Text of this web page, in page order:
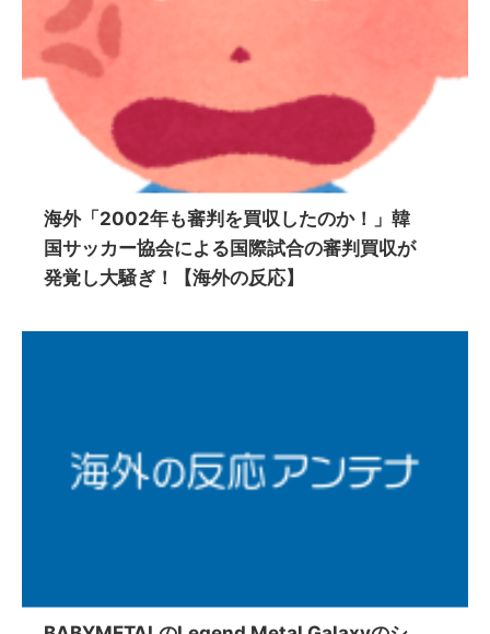
海外「2002年も審判を買収したのか！」韓
国サッカー協会による国際試合の審判買収が
発覚し大騒ぎ！【海外の反応】